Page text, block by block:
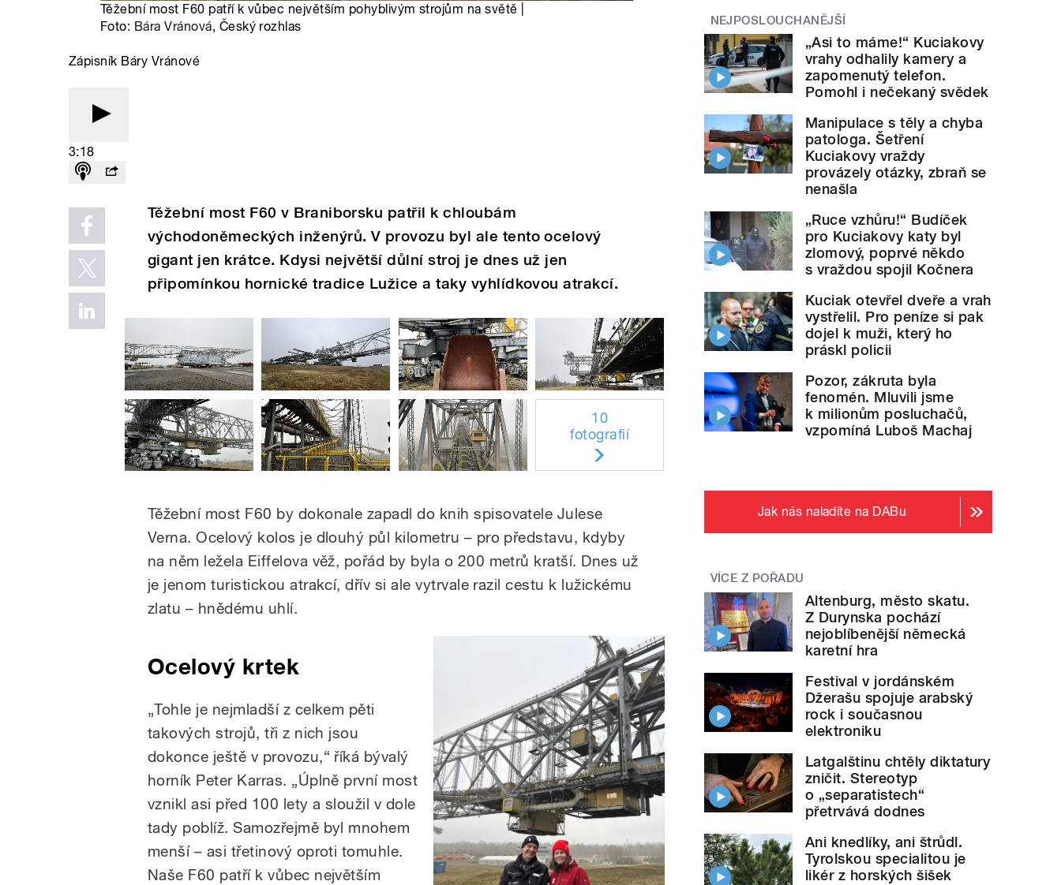
Těžební most F60 patří k vůbec největším pohyblivým strojům na světě |
Foto: Bára Vránová, Český rozhlas
Zápisník Báry Vránové
3:18
Těžební most F60 v Braniborsku patřil k chloubám
východoněmeckých inženýrů. V provozu byl ale tento ocelový
gigant jen krátce. Kdysi největší důlní stroj je dnes už jen
připomínkou hornické tradice Lužice a taky vyhlídkovou atrakcí.
10
fotografií
Těžební most F60 by dokonale zapadl do knih spisovatele Julese
Verna. Ocelový kolos je dlouhý půl kilometru – pro představu, kdyby
na něm ležela Eiffelova věž, pořád by byla o 200 metrů kratší. Dnes už
je jenom turistickou atrakcí, dřív si ale vytrvale razil cestu k lužickému
zlatu – hnědému uhlí.
Ocelový krtek
„Tohle je nejmladší z celkem pěti
takových strojů, tři z nich jsou
dokonce ještě v provozu,“ říká bývalý
horník Peter Karras. „Úplně první most
vznikl asi před 100 lety a sloužil v dole
tady poblíž. Samozřejmě byl mnohem
menší – asi třetinový oproti tomuhle.
Naše F60 patří k vůbec největším
NEJPOSLOUCHANĚJŠÍ
„Asi to máme!“ Kuciakovy
vrahy odhalily kamery a
zapomenutý telefon.
Pomohl i nečekaný svědek
Manipulace s těly a chyba
patologa. Šetření
Kuciakovy vraždy
provázely otázky, zbraň se
nenašla
„Ruce vzhůru!“ Budíček
pro Kuciakovy katy byl
zlomový, poprvé někdo
s vraždou spojil Kočnera
Kuciak otevřel dveře a vrah
vystřelil. Pro peníze si pak
dojel k muži, který ho
práskl policii
Pozor, zákruta byla
fenomén. Mluvili jsme
k milionům posluchačů,
vzpomíná Luboš Machaj
Jak nás naladíte na DABu
VÍCE Z POŘADU
Altenburg, město skatu.
Z Durynska pochází
nejoblíbenější německá
karetní hra
Festival v jordánském
Džerašu spojuje arabský
rock i současnou
elektroniku
Latgalštinu chtěly diktatury
zničit. Stereotyp
o „separatistech“
přetrvává dodnes
Ani knedlíky, ani štrůdl.
Tyrolskou specialitou je
likér z horských šišek